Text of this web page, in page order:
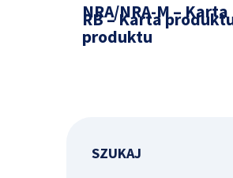
RB – Karta
NRA/NRA-M – Karta
produktu
SZUKAJ